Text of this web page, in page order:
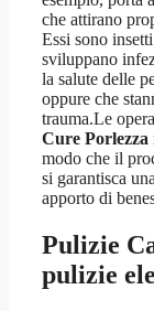
che attirano
Essi sono
sviluppano
la salute delle
oppure che
trauma.Le
Cure Porlezza
modo che il
si garantisca
apporto di
Pulizie
pulizie